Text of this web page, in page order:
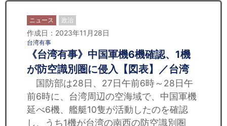
ニュース 政治
作成日：2023年11月28日
台湾有事
《台湾有事》中国軍機6機確認、1機
が防空識別圏に侵入【図表】／台湾
国防部は28日、27日午前6時～28日午
前6時に、台湾周辺の空海域で、中国軍機
延べ6機、艦艇10隻が活動したのを確認
し、うち1機が台湾の南西の防空識別圏